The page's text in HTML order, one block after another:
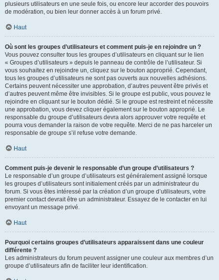
plusieurs utilisateurs en une seule fois, ou encore leur accorder des pouvoirs
de modération, ou bien leur donner accès à un forum privé.
Haut
Où sont les groupes d’utilisateurs et comment puis-je en rejoindre un ?
Vous pouvez consulter tous les groupes d’utilisateurs en cliquant sur le lien
« Groupes d’utilisateurs » depuis le panneau de contrôle de l’utilisateur. Si
vous souhaitez en rejoindre un, cliquez sur le bouton approprié. Cependant,
tous les groupes d’utilisateurs ne sont pas ouverts aux nouvelles adhésions.
Certains peuvent nécessiter une approbation, d’autres peuvent être privés et
d’autres peuvent même être invisibles. Si le groupe est public, vous pouvez le
rejoindre en cliquant sur le bouton dédié. Si le groupe est restreint et nécessite
une approbation, vous devez cliquer également sur le bouton approprié. Le
responsable du groupe d’utilisateurs devra alors approuver votre requête et
pourra vous demander la raison de votre requête. Merci de ne pas harceler un
responsable de groupe s’il refuse votre demande.
Haut
Comment puis-je devenir le responsable d’un groupe d’utilisateurs ?
Le responsable d’un groupe d’utilisateurs est généralement assigné lorsque
les groupes d’utilisateurs sont initialement créés par un administrateur du
forum. Si vous êtes intéressé par la création d’un groupe d’utilisateurs, votre
premier contact devrait être un administrateur. Essayez de le contacter en lui
envoyant un message privé.
Haut
Pourquoi certains groupes d’utilisateurs apparaissent dans une couleur
différente ?
Les administrateurs du forum peuvent assigner une couleur aux membres d’un
groupe d’utilisateurs afin de faciliter leur identification.